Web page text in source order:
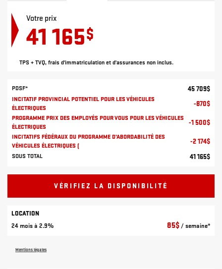
Votre prix
41 165$
TPS + TVQ, frais d'immatriculation et d'assurances non inclus.
PDSF* 45 709$
INCITATIF PROVINCIAL POTENTIEL POUR LES VÉHICULES
ÉLECTRIQUES
-870$
PROGRAMME PRIX DES EMPLOYÉS POUR VOUS POUR LES VÉHICULES
ÉLECTRIQUES
-1 500$
INCITATIFS FÉDÉRAUX DU PROGRAMME D’ABORDABILITÉ DES
VÉHICULES ÉLECTRIQUES (
-2 174$
SOUS TOTAL 41 165$
VÉRIFIEZ LA DISPONIBILITÉ
LOCATION
24 mois à 2.9%
85$ / semaine*
Mentions légales